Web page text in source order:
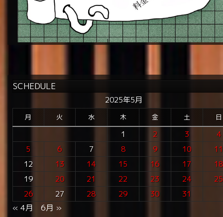
SCHEDULE
2025年5月
月 火 水 木 金 土 日
1 2 3
4
5
6 7 8 9 10
11
12
13 14 15 16 17
18
19
20 21 22 23 24
25
26
27 28 29 30 31
« 4月 6月 »